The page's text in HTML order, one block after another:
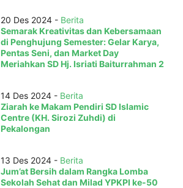
20 Des 2024 - Berita
Semarak Kreativitas dan Kebersamaan
di Penghujung Semester: Gelar Karya,
Pentas Seni, dan Market Day
Meriahkan SD Hj. Isriati Baiturrahman 2
14 Des 2024 - Berita
Ziarah ke Makam Pendiri SD Islamic
Centre (KH. Sirozi Zuhdi) di
Pekalongan
13 Des 2024 - Berita
Jum’at Bersih dalam Rangka Lomba
Sekolah Sehat dan Milad YPKPI ke-50